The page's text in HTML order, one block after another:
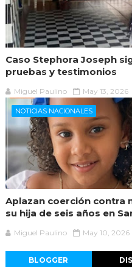
Caso Stephora Joseph
pruebas y testimonios
Miguel Paulino May 13, 2026
NOTICIAS NACIONALES
Aplazan coerción contra
su hija de seis años en
Miguel Paulino May 10, 2026
BLOGGER